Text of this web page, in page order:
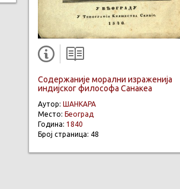
Содержаније морални израженија
индијског философа Санакеа
Аутор: ШАНКАРА
Место: Београд
Година: 1840
Број страница: 48